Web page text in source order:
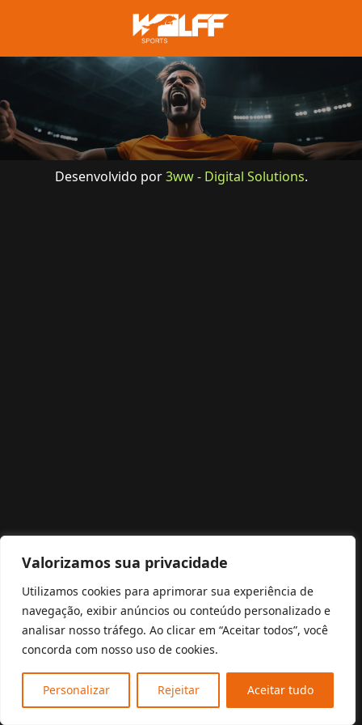
Valorizamos sua privacidade
Utilizamos cookies para aprimorar sua experiência de
navegação, exibir anúncios ou conteúdo personalizado e
analisar nosso tráfego. Ao clicar em “Aceitar todos”, você
concorda com nosso uso de cookies.
Personalizar Rejeitar Aceitar tudo
Desenvolvido por3ww - Digital Solutions.